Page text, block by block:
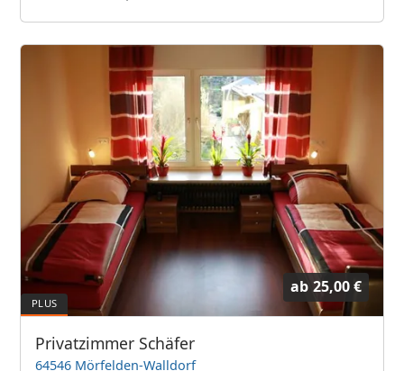
ab 25,00 €
Privatzimmer Schäfer
64546 Mörfelden-Walldorf